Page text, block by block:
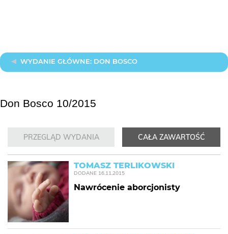
WYDANIE GŁÓWNE: DON BOSCO
Don Bosco 10/2015
PRZEGLĄD WYDANIA CAŁA ZAWARTOŚĆ
TOMASZ TERLIKOWSKI
DODANE 16.11.2015
Nawrócenie aborcjonisty